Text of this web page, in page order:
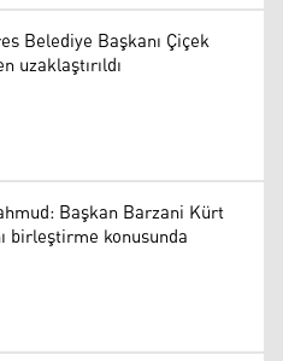
Belediye Başkanı Çiçek
uzaklaştırıldı
Başkan Barzani Kürt
birleştirme konusunda